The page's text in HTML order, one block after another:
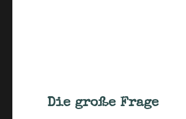
Die große Frage